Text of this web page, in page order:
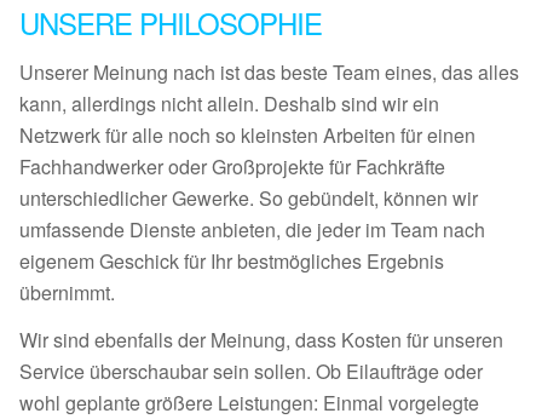
UNSERE PHILOSOPHIE
Unserer Meinung nach ist das beste Team eines, das alles
kann, allerdings nicht allein. Deshalb sind wir ein
Netzwerk für alle noch so kleinsten Arbeiten für einen
Fachhandwerker oder Großprojekte für Fachkräfte
unterschiedlicher Gewerke. So gebündelt, können wir
umfassende Dienste anbieten, die jeder im Team nach
eigenem Geschick für Ihr bestmögliches Ergebnis
übernimmt.
Wir sind ebenfalls der Meinung, dass Kosten für unseren
Service überschaubar sein sollen. Ob Eilaufträge oder
wohl geplante größere Leistungen: Einmal vorgelegte